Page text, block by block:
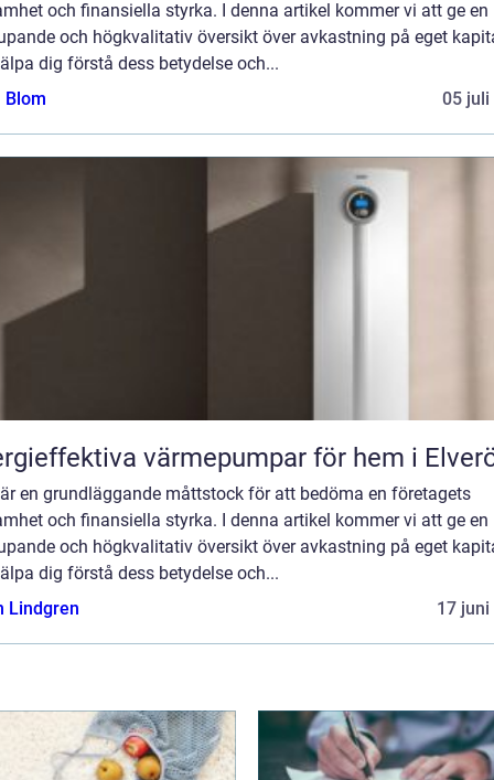
och finansiella styrka. I denna artikel kommer vi att ge en
och högkvalitativ översikt över avkastning på eget
dig förstå dess betydelse och...
Blom
05 juli
värmepumpar för hem i
en grundläggande måttstock för att bedöma en företagets
och finansiella styrka. I denna artikel kommer vi att ge en
och högkvalitativ översikt över avkastning på eget
dig förstå dess betydelse och...
Lindgren
17 juni